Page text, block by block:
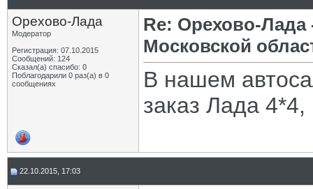
Орехово-Лада
Модератор
Регистрация: 07.10.2015
Сообщений: 124
Сказал(а) спасибо: 0
Поблагодарили 0 раз(а) в 0
сообщениях
Re: Орехово-
Московской
В нашем
заказ Лада
22.10.2015, 17:03